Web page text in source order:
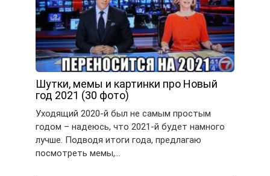
Шутки, мемы и картинки про Новый
год 2021 (30 фото)
Уходящий 2020-й был не самым простым
годом – надеюсь, что 2021-й будет намного
лучше. Подводя итоги года, предлагаю
посмотреть мемы,…